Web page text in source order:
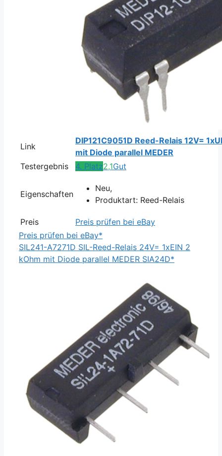
Link
DIP121C9051D Reed-Relais 12V=
mit Diode parallel MEDER
Testergebnis
4. Platz2,1Gut
Eigenschaften
Neu,
Produktart: Reed-Relais
Preis
Preis prüfen bei eBay
Preis prüfen bei eBay*
SIL241-A7271D SIL-Reed-Relais 24V= 1xEIN 2
kOhm mit Diode parallel MEDER SIA24D*